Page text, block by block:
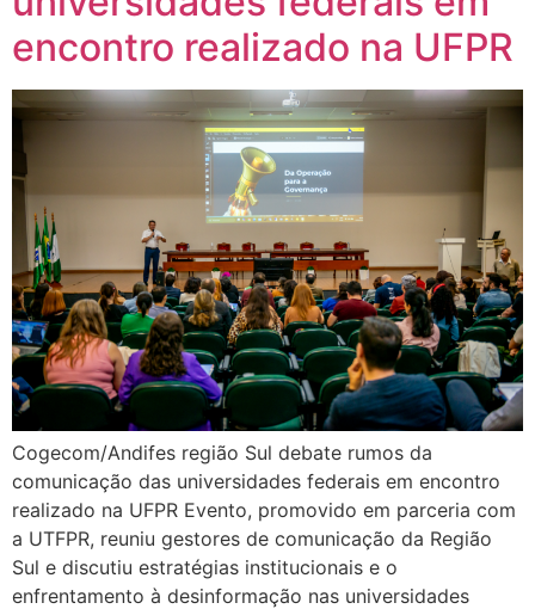
encontro realizado na UFPR
Cogecom/Andifes região Sul debate rumos da
comunicação das universidades federais em encontro
realizado na UFPR Evento, promovido em parceria com
a UTFPR, reuniu gestores de comunicação da Região
Sul e discutiu estratégias institucionais e o
enfrentamento à desinformação nas universidades